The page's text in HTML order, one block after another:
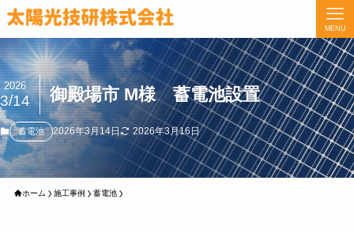
MENU
御殿場市 M様 蓄電池設置
2026
3/14
蓄電池 2026年3月14日 2026年3月16日
ホーム 施工事例 蓄電池